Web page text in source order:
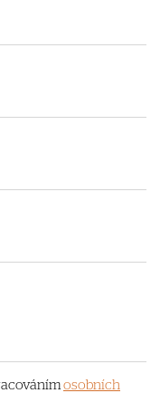
osobních